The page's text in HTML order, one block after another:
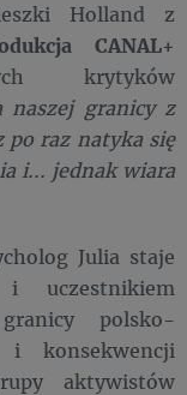
Holland z
CANAL+
krytyków
naszej granicy z
po raz natyka się
i... jednak wiara
Julia staje
uczestnikiem
polsko-
i konsekwencji
aktywistów